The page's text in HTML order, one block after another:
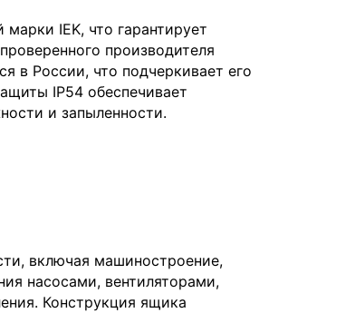
IEK, что гарантирует
производителя
в России, что подчеркивает его
IP54 обеспечивает
и запыленности.
включая машиностроение,
насосами, вентиляторами,
Конструкция ящика